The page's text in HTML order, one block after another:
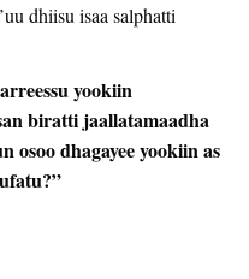
dhiisu isaa salphatti
yookiin
biratti jaallatamaadha
osoo dhagayee yookiin as